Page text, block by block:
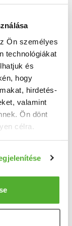
Ön személyes
technológiákat
és
hogy
hirdetés-
valamint
Ön dönt
célra.
konkrét
Bér
Endrefalva
Rimóc
Palotás
Jobbágyi
Szécsénke
Pásztó
FELFEDÉSE